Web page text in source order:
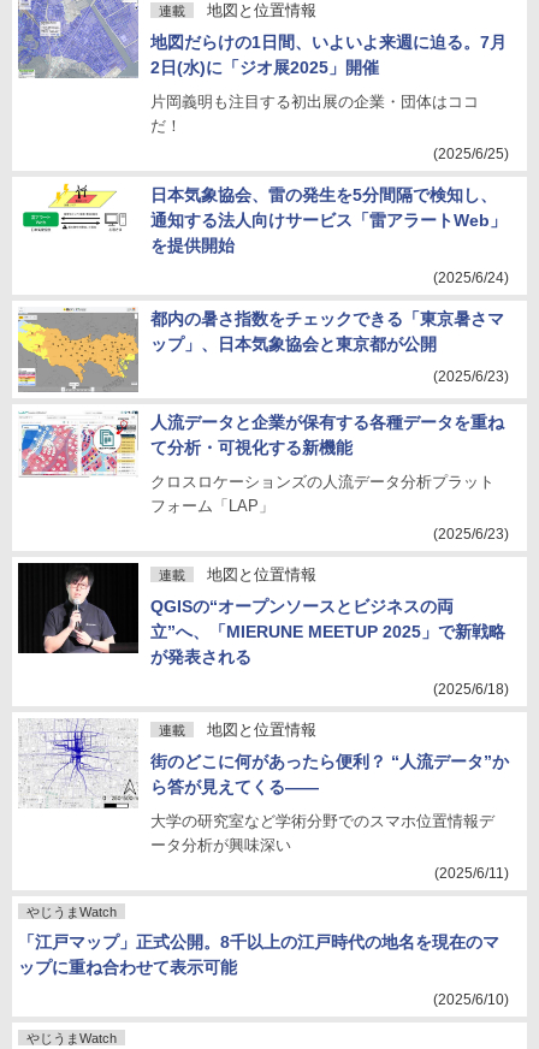
連載 地図と位置情報
地図だらけの1日間、いよいよ来週に迫る。7月
2日(水)に「ジオ展2025」開催
片岡義明も注目する初出展の企業・団体はココ
だ！
(2025/6/25)
日本気象協会、雷の発生を5分間隔で検知し、
通知する法人向けサービス「雷アラートWeb」
を提供開始
(2025/6/24)
都内の暑さ指数をチェックできる「東京暑さマ
ップ」、日本気象協会と東京都が公開
(2025/6/23)
人流データと企業が保有する各種データを重ね
て分析・可視化する新機能
クロスロケーションズの人流データ分析プラット
フォーム「LAP」
(2025/6/23)
連載 地図と位置情報
QGISの“オープンソースとビジネスの両
立”へ、「MIERUNE MEETUP 2025」で新戦略
が発表される
(2025/6/18)
連載 地図と位置情報
街のどこに何があったら便利？ “人流データ”か
ら答が見えてくる――
大学の研究室など学術分野でのスマホ位置情報デ
ータ分析が興味深い
(2025/6/11)
やじうまWatch
「江戸マップ」正式公開。8千以上の江戸時代の地名を現在のマ
ップに重ね合わせて表示可能
(2025/6/10)
やじうまWatch